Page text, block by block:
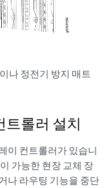
나 정전기 방지 매트
트롤러 설치
이 컨트롤러가 있습니
가능한 현장 교체 장
나 라우팅 기능을 중단